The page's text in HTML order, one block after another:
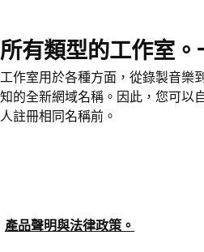
所有類型的工作室。
工作室用於各種方面，從錄製音樂
知的全新網域名稱。因此，您可以
人註冊相同名稱前。
產品聲明與法律政策。